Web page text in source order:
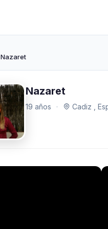
Nazaret
Nazaret
19 años · Cadiz ,